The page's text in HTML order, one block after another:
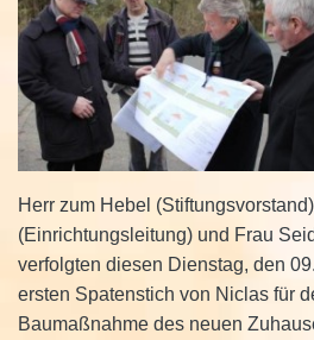
Herr zum Hebel
(Einrichtungsleitung) und Frau
verfolgten diesen Dienstag, den
ersten Spatenstich von Niclas für
Baumaßnahme des neuen